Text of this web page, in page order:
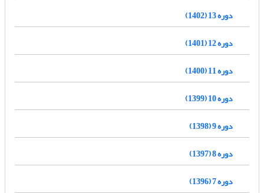
دوره 13 (1402)
دوره 12 (1401)
دوره 11 (1400)
دوره 10 (1399)
دوره 9 (1398)
دوره 8 (1397)
دوره 7 (1396)